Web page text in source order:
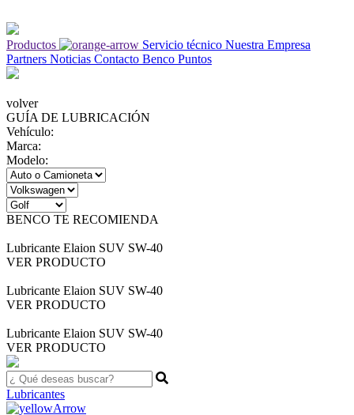
Productos Servicio técnico Nuestra Empresa
Partners Noticias Contacto Benco Puntos
volver
GUÍA DE LUBRICACIÓN
Vehículo:
Marca:
Modelo:
BENCO TE RECOMIENDA
Lubricante Elaion SUV SW-40
VER PRODUCTO
Lubricante Elaion SUV SW-40
VER PRODUCTO
Lubricante Elaion SUV SW-40
VER PRODUCTO
Lubricantes